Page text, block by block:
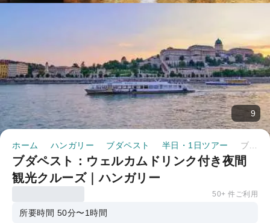
9
ホーム ハンガリー ブダペスト 半日・1日ツアー
ブダペスト：ウェルカムドリンク付き夜間
観光クルーズ｜ハンガリー
50+ 件ご利用
所要時間 50分〜1時間